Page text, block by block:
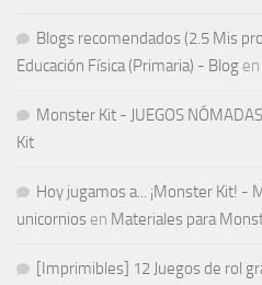
Blogs recomendados (2.5 Mis
Educación Física (Primaria) - Blog en
Monster Kit - JUEGOS NÓMADAS
Kit
Hoy jugamos a... ¡Monster Kit! -
unicornios en Materiales para
[Imprimibles] 12 Juegos de rol